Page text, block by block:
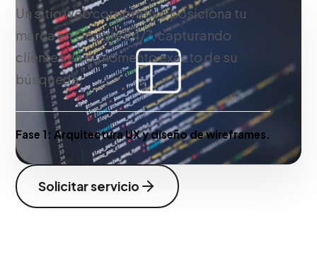
Un sitio web corporativo posiciona tu
marca en Google 24/7, capturando
clientes en el momento exacto de su
búsqueda.
Fase 1: Arquitectura UX y diseño de wireframes.
Solicitar servicio